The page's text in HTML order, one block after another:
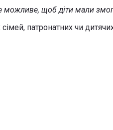
можливе, щоб діти мали
патронатних чи